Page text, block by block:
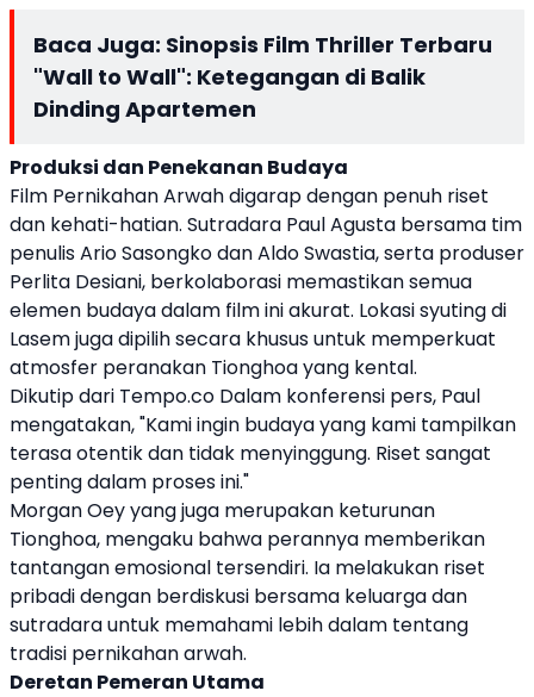
Baca Juga: Sinopsis Film Thriller Terbaru
"Wall to Wall": Ketegangan di Balik
Dinding Apartemen
Produksi dan Penekanan Budaya
Film Pernikahan Arwah digarap dengan penuh riset
dan kehati-hatian. Sutradara Paul Agusta bersama tim
penulis Ario Sasongko dan Aldo Swastia, serta produser
Perlita Desiani, berkolaborasi memastikan semua
elemen budaya dalam film ini akurat. Lokasi syuting di
Lasem juga dipilih secara khusus untuk memperkuat
atmosfer peranakan Tionghoa yang kental.
Dikutip dari Tempo.co Dalam konferensi pers, Paul
mengatakan, "Kami ingin budaya yang kami tampilkan
terasa otentik dan tidak menyinggung. Riset sangat
penting dalam proses ini."
Morgan Oey yang juga merupakan keturunan
Tionghoa, mengaku bahwa perannya memberikan
tantangan emosional tersendiri. Ia melakukan riset
pribadi dengan berdiskusi bersama keluarga dan
sutradara untuk memahami lebih dalam tentang
tradisi pernikahan arwah.
Deretan Pemeran Utama